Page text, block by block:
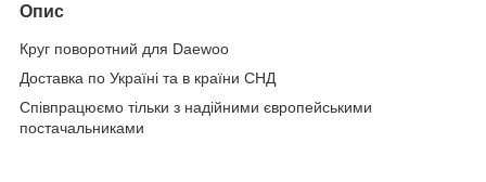
Опис
Круг поворотний для Daewoo
Доставка по Україні та в країни СНД
Співпрацюємо тільки з надійними європейськими
постачальниками